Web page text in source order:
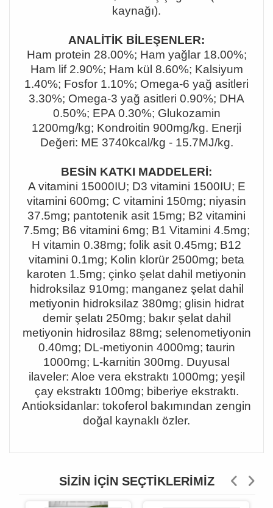
kaynağı).
ANALİTİK BİLEŞENLER:
Ham protein 28.00%; Ham yağlar 18.00%;
Ham lif 2.90%; Ham kül 8.60%; Kalsiyum
1.40%; Fosfor 1.10%; Omega-6 yağ asitleri
3.30%; Omega-3 yağ asitleri 0.90%; DHA
0.50%; EPA 0.30%; Glukozamin
1200mg/kg; Kondroitin 900mg/kg. Enerji
Değeri: ME 3740kcal/kg - 15.7MJ/kg.
BESİN KATKI MADDELERİ:
A vitamini 15000IU; D3 vitamini 1500IU; E
vitamini 600mg; C vitamini 150mg; niyasin
37.5mg; pantotenik asit 15mg; B2 vitamini
7.5mg; B6 vitamini 6mg; B1 Vitamini 4.5mg;
H vitamin 0.38mg; folik asit 0.45mg; B12
vitamini 0.1mg; Kolin klorür 2500mg; beta
karoten 1.5mg; çinko şelat dahil metiyonin
hidroksilaz 910mg; manganez şelat dahil
metiyonin hidroksilaz 380mg; glisin hidrat
demir şelatı 250mg; bakır şelat dahil
metiyonin hidrosilaz 88mg; selenometiyonin
0.40mg; DL-metiyonin 4000mg; taurin
1000mg; L-karnitin 300mg. Duyusal
ilaveler: Aloe vera ekstraktı 1000mg; yeşil
çay ekstraktı 100mg; biberiye ekstraktı.
Antioksidanlar: tokoferol bakımından zengin
doğal kaynaklı özler.
SIZIN İÇIN SEÇTIKLERIMIZ